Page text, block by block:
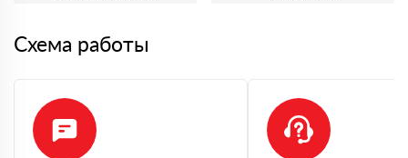
Схема работы